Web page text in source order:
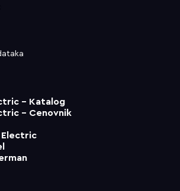
- Katalog
- Cenovnik
Electric